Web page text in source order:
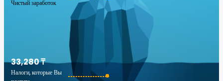
Чистый заработок
33,280 ₸
Налоги, которые Вы